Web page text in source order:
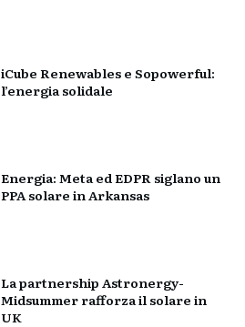
iCube Renewables e Sopowerful:
l’energia solidale
Energia: Meta ed EDPR siglano un
PPA solare in Arkansas
La partnership Astronergy-
Midsummer rafforza il solare in
UK